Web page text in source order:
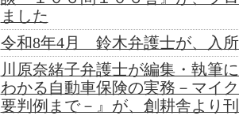
ました
令和8年4月 鈴木弁護士が、入
川原奈緒子弁護士が編集・執筆
わかる自動車保険の実務－マイ
要判例まで－』が、創耕舎より